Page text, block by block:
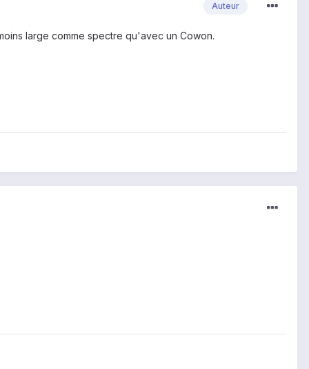
Auteur
large comme spectre qu'avec un Cowon.